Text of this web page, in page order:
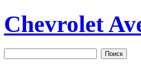
Chevrolet